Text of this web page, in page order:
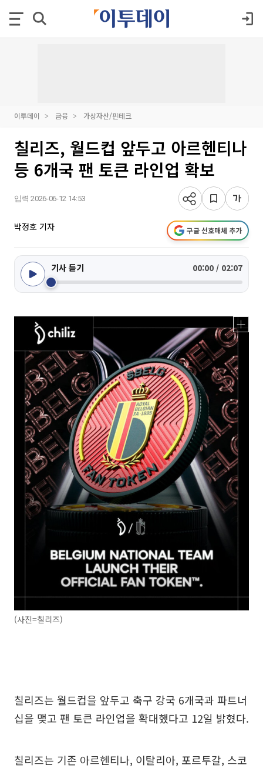
이투데이 금융 가상자산/핀테크
칠리즈, 월드컵 앞두고 아르헨티나
등 6개국 팬 토큰 라인업 확보
입력 2026-06-12 14:53
박정호 기자 구글 선호매체 추가
기사 듣기 00:00 / 02:07
(사진=칠리즈)
칠리즈는 월드컵을 앞두고 축구 강국 6개국과 파트너
십을 맺고 팬 토큰 라인업을 확대했다고 12일 밝혔다.
칠리즈는 기존 아르헨티나, 이탈리아, 포르투갈, 스코